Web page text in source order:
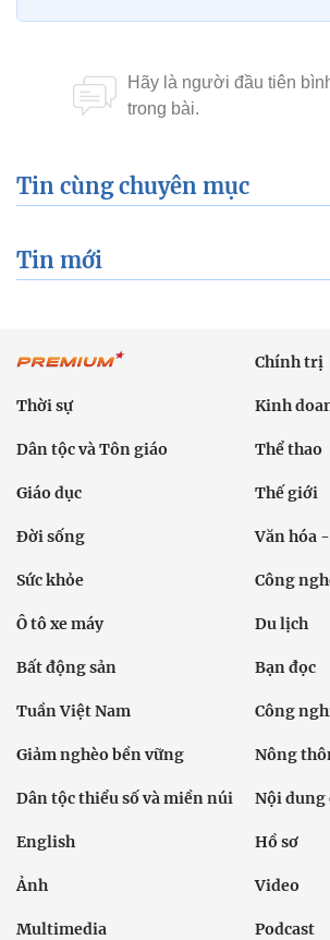
Tin cùng chuyên mục
Tin mới
Chính trị
Thời sự Kinh
Dân tộc và Tôn giáo Thể thao
Giáo dục Thế giới
Đời sống Văn hóa
Sức khỏe Công
Ô tô xe máy Du lịch
Bất động sản Bạn đọc
Tuần Việt Nam Công
Giảm nghèo bền vững Nông
Dân tộc thiểu số và miền núi Nội dung
English Hồ sơ
Ảnh Video
Multimedia Podcast